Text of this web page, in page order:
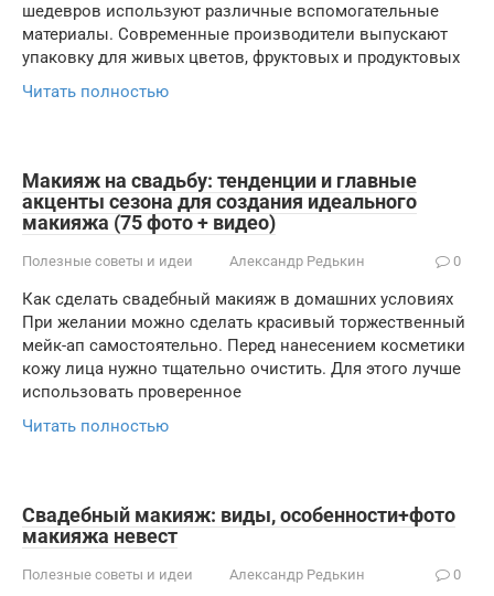
шедевров используют различные вспомогательные
материалы. Современные производители выпускают
упаковку для живых цветов, фруктовых и продуктовых
Читать полностью
Макияж на свадьбу: тенденции и главные
акценты сезона для создания идеального
макияжа (75 фото + видео)
Полезные советы и идеи Александр Редькин 0
Как сделать свадебный макияж в домашних условиях
При желании можно сделать красивый торжественный
мейк-ап самостоятельно. Перед нанесением косметики
кожу лица нужно тщательно очистить. Для этого лучше
использовать проверенное
Читать полностью
Свадебный макияж: виды, особенности+фото
макияжа невест
Полезные советы и идеи Александр Редькин 0